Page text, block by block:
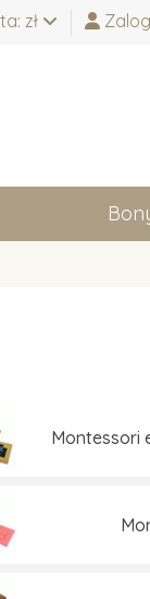
zł
Montessori